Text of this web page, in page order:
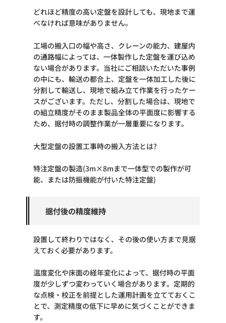
どれほど精度の高い定盤を設計しても、現地まで運
べなければ意味がありません。
工場の搬入口の幅や高さ、クレーンの能力、建屋内
の通路幅によっては、一体製作した定盤を運び込め
ない場合があります。当社にご相談いただいた事例
の中にも、輸送の都合上、定盤を一体加工した後に
分割して輸送し、現地で組み立て作業を行ったケー
スがございます。ただし、分割した場合は、現地で
の組立精度がそのまま製品全体の平面度に影響する
ため、据付時の調整作業が一層重要になります。
大型定盤の設置工事時の搬入方法とは?
特注定盤の製造(3m×8mまで一体型での製作が可
能、または防振機能が付いた特注定盤)
据付後の精度維持
設置して終わりではなく、その後の使い方まで見据
えておく必要があります。
温度変化や床面の経年変化によって、据付時の平面
度が少しずつ変わっていく場合があります。定期的
な点検・校正を前提とした運用計画を立てておくこ
とで、測定精度の低下に早めに気づくことができま
す。